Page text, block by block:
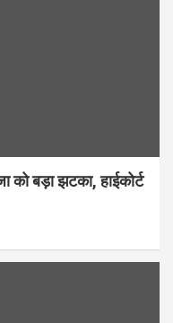
को बड़ा झटका, हाईकोर्ट